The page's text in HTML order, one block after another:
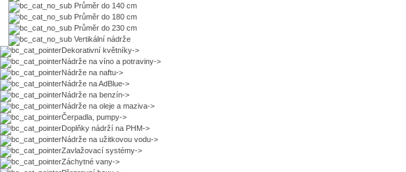
Průměr do 140 cm
Průměr do 180 cm
Průměr do 230 cm
Vertikální nádrže
Dekorativní květníky->
Nádrže na víno a potraviny->
Nádrže na naftu->
Nádrže na AdBlue->
Nádrže na benzín->
Nádrže na oleje a maziva->
Čerpadla, pumpy->
Doplňky nádrží na PHM->
Nádrže na užitkovou vodu->
Zavlažovací systémy->
Záchytné vany->